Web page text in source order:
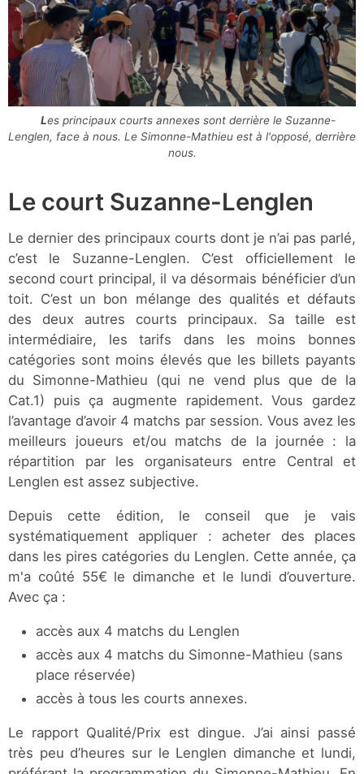
Les principaux courts annexes sont derrière le Suzanne-
Lenglen, face à nous. Le Simonne-Mathieu est à l'opposé, derrière
nous.
Le court Suzanne-Lenglen
Le dernier des principaux courts dont je n’ai pas parlé,
c’est le Suzanne-Lenglen. C’est officiellement le
second court principal, il va désormais bénéficier d’un
toit. C’est un bon mélange des qualités et défauts
des deux autres courts principaux. Sa taille est
intermédiaire, les tarifs dans les moins bonnes
catégories sont moins élevés que les billets payants
du Simonne-Mathieu (qui ne vend plus que de la
Cat.1) puis ça augmente rapidement. Vous gardez
l’avantage d’avoir 4 matchs par session. Vous avez les
meilleurs joueurs et/ou matchs de la journée : la
répartition par les organisateurs entre Central et
Lenglen est assez subjective.
Depuis cette édition, le conseil que je vais
systématiquement appliquer : acheter des places
dans les pires catégories du Lenglen. Cette année, ça
m'a coûté 55€ le dimanche et le lundi d’ouverture.
Avec ça :
accès aux 4 matchs du Lenglen
accès aux 4 matchs du Simonne-Mathieu (sans
place réservée)
accès à tous les courts annexes.
Le rapport Qualité/Prix est dingue. J’ai ainsi passé
très peu d’heures sur le Lenglen dimanche et lundi,